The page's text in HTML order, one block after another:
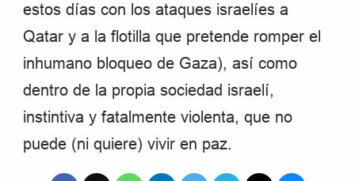
estos días con los ataques israelíes a
Qatar y a la flotilla que pretende romper el
inhumano bloqueo de Gaza), así como
dentro de la propia sociedad israelí,
instintiva y fatalmente violenta, que no
puede (ni quiere) vivir en paz.